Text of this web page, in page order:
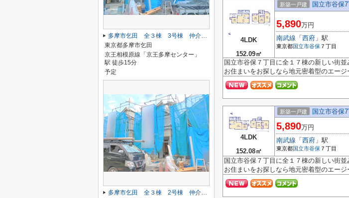
4LDK
152.09㎡
新築一戸建 国立市谷
5,890万円
南武線 「 西府 」駅
東京都国立市谷保 ７丁目
国立市谷保７丁目に全１７棟の新しい街
お住まいをお探しなら地元密着型のエー
4LDK
152.08㎡
新築一戸建 国立市谷
5,890万円
南武線 「 西府 」駅
東京都国立市谷保 ７丁目
国立市谷保７丁目に全１７棟の新しい街
お住まいをお探しなら地元密着型のエー
多摩市乞田 全３棟 3号棟 仲介手数料無料
東京都多摩市乞田
京王相模原線「京王多摩センター」
駅 徒歩15分
予定
多摩市乞田 全３棟 2号棟 仲介手数料無料